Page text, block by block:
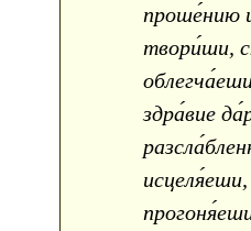
проше́нию
твори́ши,
здра́вие